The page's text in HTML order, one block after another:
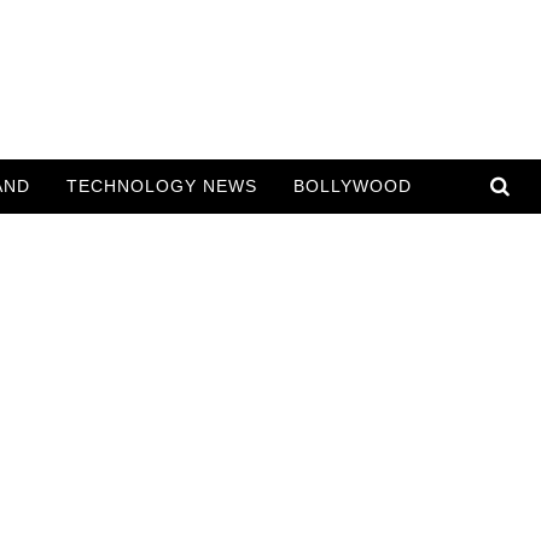
TECHNOLOGY NEWS BOLLYWOOD